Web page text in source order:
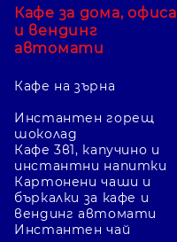
Кафе за дома, офиса
и вендинг
автомати
Кафе на зърна
Инстантен горещ
шоколад
Кафе 3в1, капучино и
инстантни напитки
Картонени чаши и
бъркалки за кафе и
вендинг автомати
Инстантен чай